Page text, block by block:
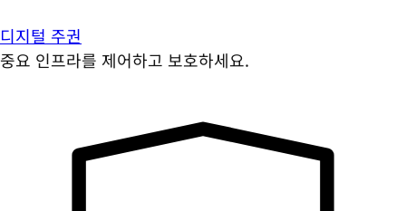
디지털 주권
중요 인프라를 제어하고 보호하세요.